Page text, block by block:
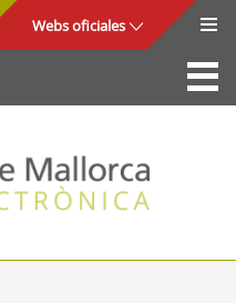
Webs oficiales
La Sede
Consejo de Mallorca
Acceso y seguridad
Utilidades